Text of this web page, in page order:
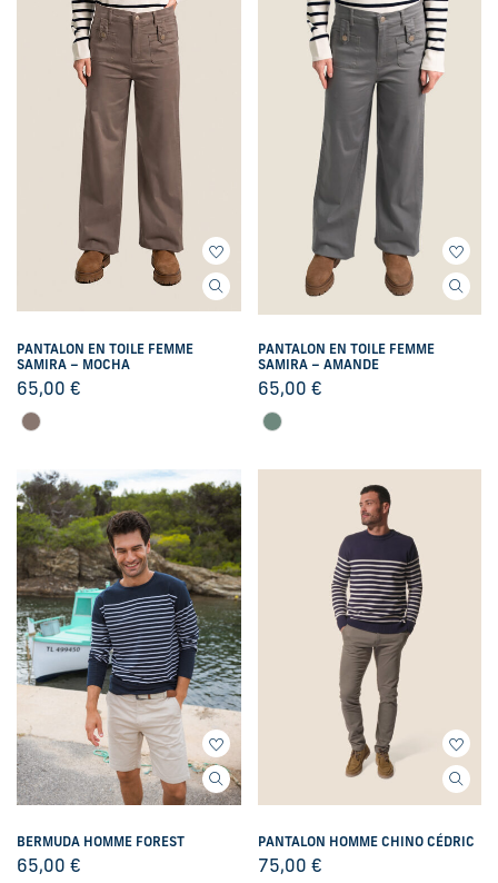
PANTALON EN TOILE FEMME
SAMIRA – MOCHA
65,00 €
PANTALON EN TOILE FEMME
SAMIRA – AMANDE
65,00 €
BERMUDA HOMME FOREST
65,00 €
PANTALON HOMME CHINO CÉDRIC
75,00 €